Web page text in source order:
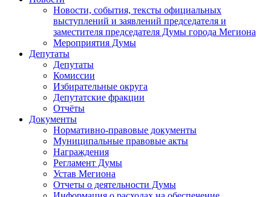
Новости, события, тексты официальных
выступлений и заявлений председателя и
заместителя председателя Думы города Мегиона
Мероприятия Думы
Депутаты
Депутаты
Комиссии
Избирательные округа
Депутатские фракции
Отчёты
Документы
Нормативно-правовые документы
Муниципальные правовые акты
Награждения
Регламент Думы
Устав Мегиона
Отчеты о деятельности Думы